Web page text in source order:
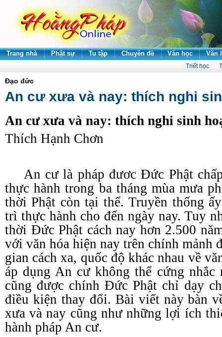
Trang nhà Phật sự Tu tập Chuyên đề Văn học Văn
Triết học
Đạo đức
An cư xưa và nay: thích nghi
An cư xưa và nay: thích nghi sinh
Thích Hạnh Chơn
An cư là pháp đươc Đức Phật
thực hành trong ba tháng mùa mưa
thời Phật còn tại thế. Truyền thống
trì thực hành cho đến ngày nay. Tuy
thời Đức Phật cách nay hơn 2.500
với văn hóa hiện nay trên chính mảnh
gian cách xa, quốc độ khác nhau về
áp dụng An cư không thể cứng
cũng được chính Đức Phật chỉ dạy
điều kiện thay đổi. Bài viết này bàn
xưa và nay cũng như những lợi ích
hành pháp An cư.